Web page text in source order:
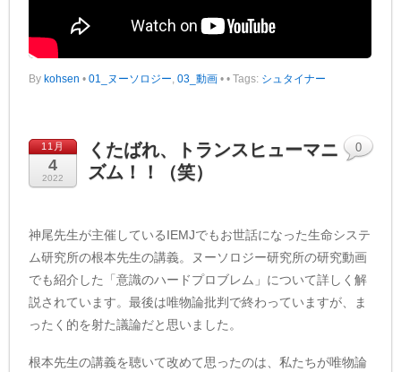
Bykohsen • 01_ヌーソロジー,03_動画 • • Tags: シュタイナー
11月
4
2022
くたばれ、トランスヒューマニ
ズム！！（笑）
神尾先生が主催しているIEMJでもお世話になった生命システ
ム研究所の根本先生の講義。ヌーソロジー研究所の研究動画
でも紹介した「意識のハードプロブレム」について詳しく解
説されています。最後は唯物論批判で終わっていますが、ま
ったく的を射た議論だと思いました。
根本先生の講義を聴いて改めて思ったのは、私たちが唯物論
0